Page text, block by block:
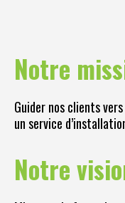
Notre
Guider nos clients
un service
Notre